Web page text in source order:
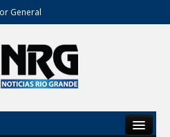
General